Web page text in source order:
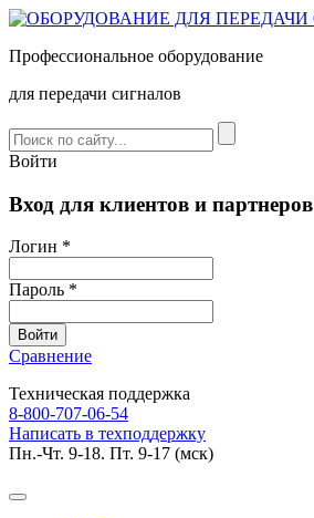
Профессиональное оборудование
для передачи сигналов
Войти
Вход для клиентов и партнеров
Логин *
Пароль *
Сравнение
Техническая поддержка
8-800-707-06-54
Написать в техподдержку
Пн.-Чт. 9-18. Пт. 9-17 (мск)